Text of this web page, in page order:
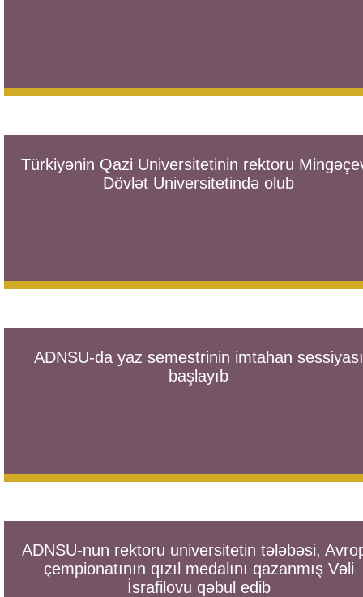
Türkiyənin Qazi Universitetinin rektoru
Dövlət Universitetində olub
ADNSU-da yaz semestrinin imtahan sessiyası
başlayıb
ADNSU-nun rektoru universitetin tələbəsi,
çempionatının qızıl medalını qazanmış Vəli
İsrafilovu qəbul edib